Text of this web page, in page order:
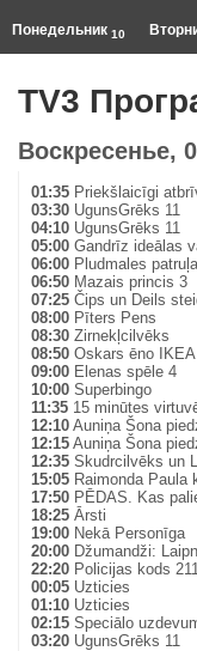
Понедельник 10
TV3
Воскресенье,
01:35 Priekšlaicīgi
03:30 UgunsGrēks 11
04:10 UgunsGrēks 11
05:00 Gandrīz ideālas
06:00 Pludmales patruļa
06:50 Mazais princis 3
07:25 Čips un Deils
08:00 Pīters Pens
08:30 Zirnekļcilvēks
08:50 Oskars ēno IKEA
09:00 Elenas spēle 4
10:00 Superbingo
11:35 15 minūtes
12:10 Auniņa Šona
12:15 Auniņa Šona
12:35 Skudrcilvēks un
15:05 Raimonda Paula
17:50 PĒDAS. Kas
18:25 Ārsti
19:00 Nekā Personīga
20:00 Džumandži:
22:20 Policijas kods
00:05 Uzticies
01:10 Uzticies
02:15 Speciālo
03:20 UgunsGrēks 11